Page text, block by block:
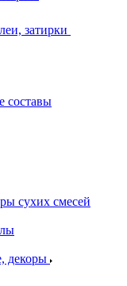
затирки
составы
сухих смесей
декоры